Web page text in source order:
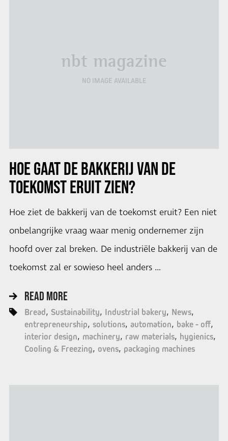
nbt magazine
NO IMAGE AVAILABLE
HOE GAAT DE BAKKERIJ VAN DE
TOEKOMST ERUIT ZIEN?
Hoe ziet de bakkerij van de toekomst eruit? Een niet
onbelangrijke vraag waar menig ondernemer zijn
hoofd over zal breken. De industriële bakkerij van de
toekomst zal er sowieso heel anders …
READ MORE
Bread Sustainability Industrial bakery News
entrepreneurship solutions automation bake - off
interior design machinery raw materials
hygienics
Cooling & Freezing ovens packaging machines